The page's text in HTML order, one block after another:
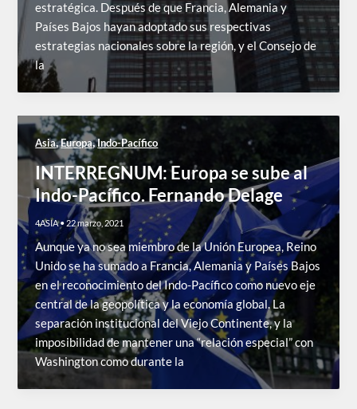
estratégica. Después de que Francia, Alemania y
Países Bajos hayan adoptado sus respectivas
estrategias nacionales sobre la región, y el Consejo de
la
Asia,Europa,Indo-Pacífico
INTERREGNUM: Europa se sube al
Indo-Pacífico. Fernando Delage
4ASIA•22 marzo, 2021
Aunque ya no sea miembro de la Unión Europea, Reino
Unido se ha sumado a Francia, Alemania y Países Bajos
en el reconocimiento del Indo-Pacífico como nuevo eje
central de la geopolítica y la economía global. La
separación institucional del Viejo Continente, y la
imposibilidad de mantener una “relación especial” con
Washington como durante la